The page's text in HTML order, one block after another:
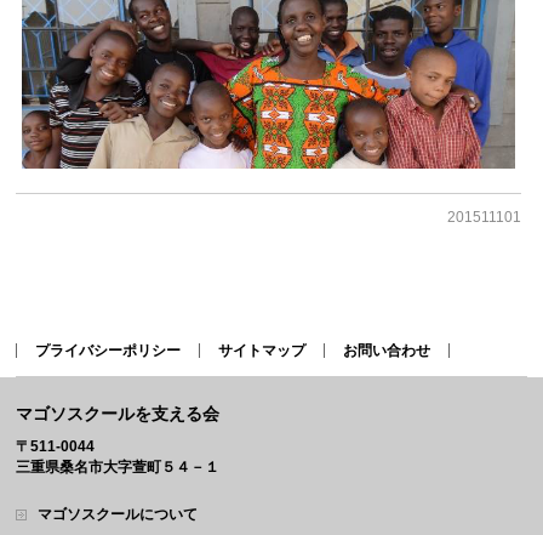
201511101
プライバシーポリシー サイトマップ お問い合わせ
マゴソスクールを支える会
〒511-0044
三重県桑名市大字萱町５４－１
マゴソスクールについて